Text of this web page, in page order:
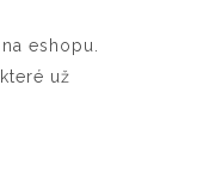
eshopu.
už